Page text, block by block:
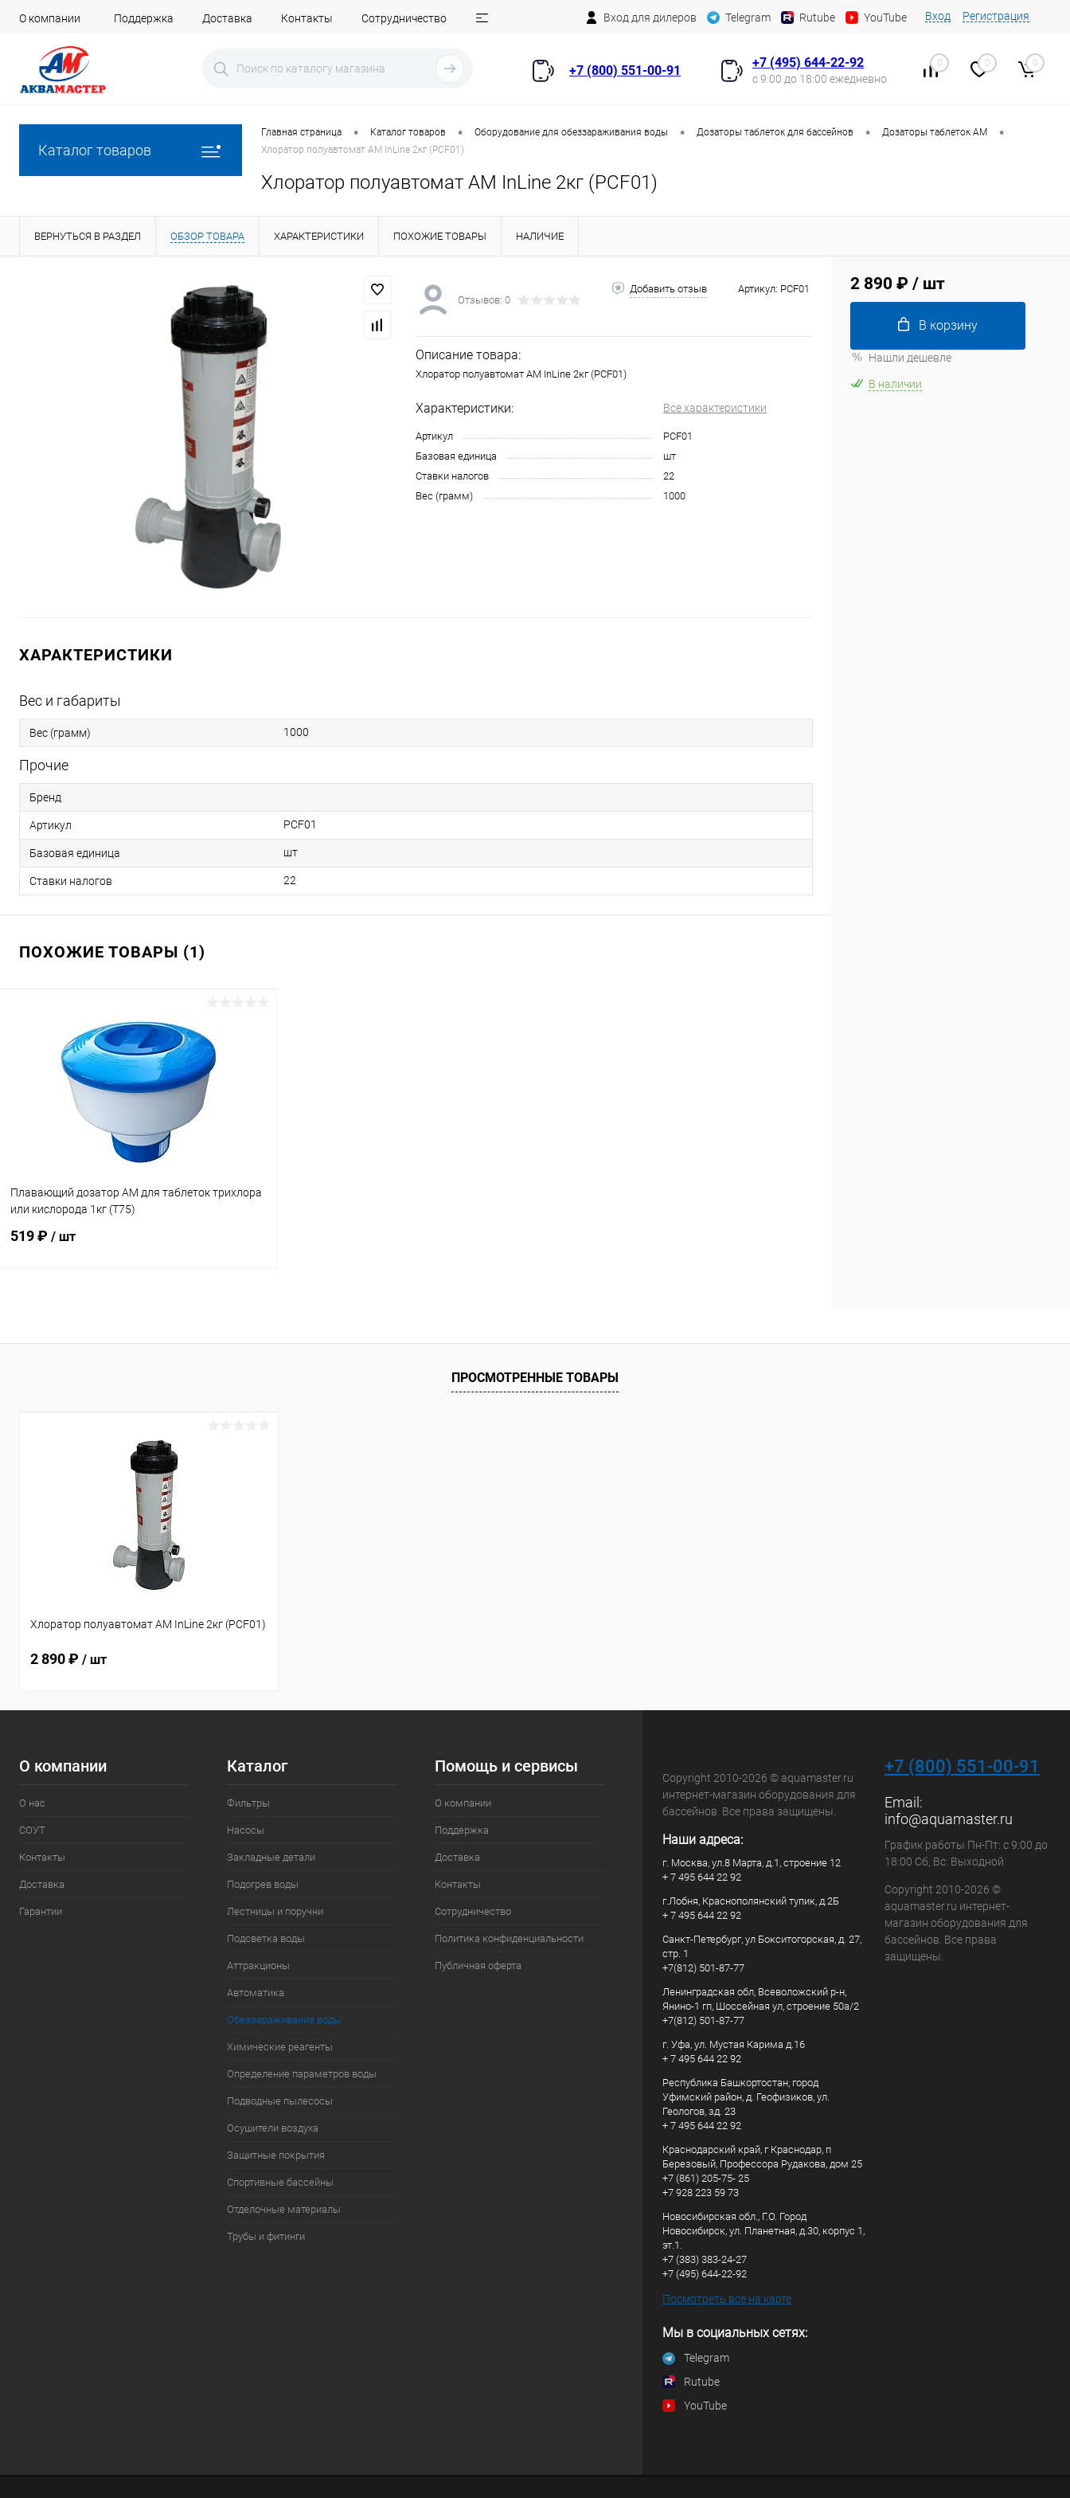
О компании Поддержка Доставка Контакты Сотрудничество Вход для дилеров Telegram Rutube YouTube Вход Регистрация
+7 (800) 551-00-91
+7 (495) 644-22-92
с 9:00 до 18:00 ежедневно
0 0 0
Каталог товаров
Главная страница • Каталог товаров • Оборудование для обеззараживания воды • Дозаторы таблеток для бассейнов • Дозаторы таблеток AM •
Хлоратор полуавтомат AM InLine 2кг (PCF01)
Хлоратор полуавтомат AM InLine 2кг (PCF01)
ВЕРНУТЬСЯ В РАЗДЕЛ ОБЗОР ТОВАРА ХАРАКТЕРИСТИКИ ПОХОЖИЕ ТОВАРЫ НАЛИЧИЕ
Отзывов: 0
Добавить отзыв Артикул: PCF01
Описание товара:
Хлоратор полуавтомат AM InLine 2кг (PCF01)
Характеристики: Все характеристики
Артикул
PCF01
Базовая единица
шт
Ставки налогов
22
Вес (грамм)
1000
ХАРАКТЕРИСТИКИ
Вес и габариты
Вес (грамм) 1000
Прочие
Бренд
Артикул PCF01
Базовая единица шт
Ставки налогов 22
ПОХОЖИЕ ТОВАРЫ (1)
Плавающий дозатор AM для таблеток трихлора
или кислорода 1кг (T75)
519 ₽ / шт
В избранное
2 890 ₽ / шт
В корзину
Нашли дешевле
В наличии
ПРОСМОТРЕННЫЕ ТОВАРЫ
Хлоратор полуавтомат AM InLine 2кг (PCF01)
2 890 ₽ / шт
О компании
О нас
СОУТ
Контакты
Доставка
Гарантии
Каталог
Фильтры
Насосы
Закладные детали
Подогрев воды
Лестницы и поручни
Подсветка воды
Аттракционы
Автоматика
Обеззараживание воды
Химические реагенты
Определение параметров воды
Подводные пылесосы
Осушители воздуха
Защитные покрытия
Спортивные бассейны
Отделочные материалы
Трубы и фитинги
Помощь и сервисы
О компании
Поддержка
Доставка
Контакты
Сотрудничество
Политика конфиденциальности
Публичная оферта
Copyright 2010-2026 © aquamaster.ru
интернет-магазин оборудования для
бассейнов. Все права защищены.
Наши адреса:
г. Москва, ул.8 Марта, д.1, строение 12
+ 7 495 644 22 92
г.Лобня, Краснополянский тупик, д.2Б
+ 7 495 644 22 92
Санкт-Петербург, ул Бокситогорская, д. 27,
стр. 1
+7(812) 501-87-77
Ленинградская обл, Всеволожский р-н,
Янино-1 гп, Шоссейная ул, строение 50а/2
+7(812) 501-87-77
г. Уфа, ул. Мустая Карима д.16
+ 7 495 644 22 92
Республика Башкортостан, город
Уфимский район, д. Геофизиков, ул.
Геологов, зд. 23
+ 7 495 644 22 92
Краснодарский край, г Краснодар, п
Березовый, Профессора Рудакова, дом 25
+7 (861) 205-75- 25
+7 928 223 59 73
Новосибирская обл., Г.О. Город
Новосибирск, ул. Планетная, д.30, корпус 1,
эт.1.
+7 (383) 383-24-27
+7 (495) 644-22-92
Посмотреть все на карте
Мы в социальных сетях:
Telegram
Rutube
YouTube
+7 (800) 551-00-91
Email:
info@aquamaster.ru
График работы Пн-Пт: с 9:00 до
18:00 Сб, Вс: Выходной
Copyright 2010-2026 ©
aquamaster.ru интернет-
магазин оборудования для
бассейнов. Все права
защищены.